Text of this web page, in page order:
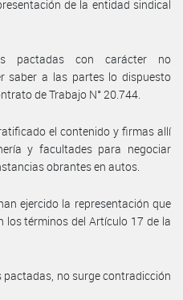
de la entidad sindical
pactadas con carácter no
saber a las partes lo dispuesto
de Trabajo N° 20.744.
el contenido y firmas allí
y facultades para negociar
obrantes en autos.
ejercido la representación que
los términos del Artículo 17 de la
pactadas, no surge contradicción